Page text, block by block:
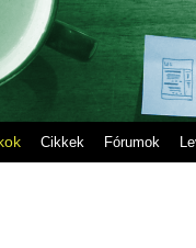
Cikkek Fórumok